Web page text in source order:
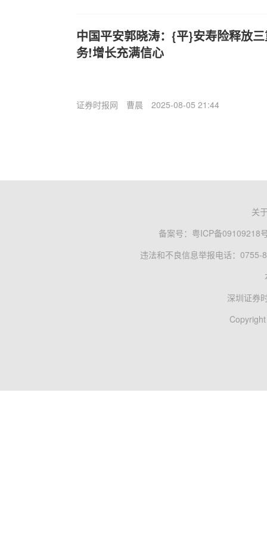
中国平安郭晓涛：{平}安寿险释放
务!增长充满信心
证券时报网 曹晨 2025-08-05 21:44
关
备案号： 粤ICP备09109218
违法和不良信息举报电话：0755-
深圳证券